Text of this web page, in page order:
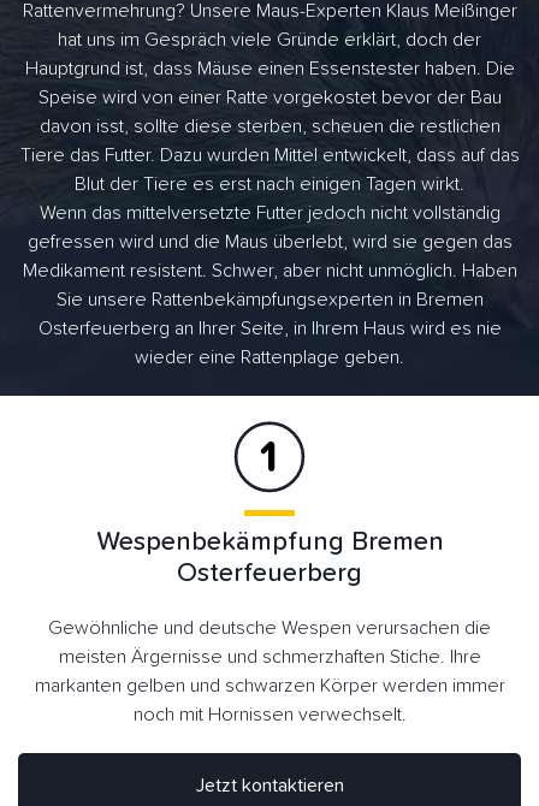
Rattenvermehrung? Unsere Maus-Experten Klaus Meißinger
hat uns im Gespräch viele Gründe erklärt, doch der
Hauptgrund ist, dass Mäuse einen Essenstester haben. Die
Speise wird von einer Ratte vorgekostet bevor der Bau
davon isst, sollte diese sterben, scheuen die restlichen
Tiere das Futter. Dazu wurden Mittel entwickelt, dass auf das
Blut der Tiere es erst nach einigen Tagen wirkt.
Wenn das mittelversetzte Futter jedoch nicht vollständig
gefressen wird und die Maus überlebt, wird sie gegen das
Medikament resistent. Schwer, aber nicht unmöglich. Haben
Sie unsere Rattenbekämpfungsexperten in Bremen
Osterfeuerberg an Ihrer Seite, in Ihrem Haus wird es nie
wieder eine Rattenplage geben.
Wespenbekämpfung Bremen
Osterfeuerberg
Gewöhnliche und deutsche Wespen verursachen die
meisten Ärgernisse und schmerzhaften Stiche. Ihre
markanten gelben und schwarzen Körper werden immer
noch mit Hornissen verwechselt.
Jetzt kontaktieren